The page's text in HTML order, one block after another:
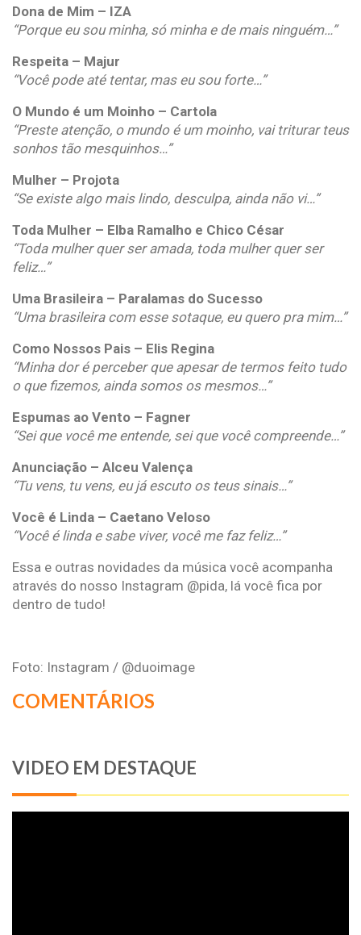
Dona de Mim – IZA
“Porque eu sou minha, só minha e de mais ninguém…”
Respeita – Majur
“Você pode até tentar, mas eu sou forte…”
O Mundo é um Moinho – Cartola
“Preste atenção, o mundo é um moinho, vai triturar teus
sonhos tão mesquinhos…”
Mulher – Projota
“Se existe algo mais lindo, desculpa, ainda não vi…”
Toda Mulher – Elba Ramalho e Chico César
“Toda mulher quer ser amada, toda mulher quer ser
feliz…”
Uma Brasileira – Paralamas do Sucesso
“Uma brasileira com esse sotaque, eu quero pra mim…”
Como Nossos Pais – Elis Regina
“Minha dor é perceber que apesar de termos feito tudo
o que fizemos, ainda somos os mesmos…”
Espumas ao Vento – Fagner
“Sei que você me entende, sei que você compreende…”
Anunciação – Alceu Valença
“Tu vens, tu vens, eu já escuto os teus sinais…”
Você é Linda – Caetano Veloso
“Você é linda e sabe viver, você me faz feliz…”
Essa e outras novidades da música você acompanha
através do nosso Instagram @pida, lá você fica por
dentro de tudo!
Foto: Instagram / @duoimage
COMENTÁRIOS
VIDEO EM DESTAQUE